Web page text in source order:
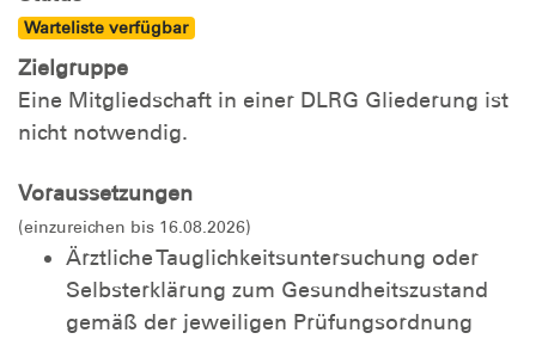
Warteliste verfügbar
Zielgruppe
Eine Mitgliedschaft in einer DLRG Gliederung ist
nicht notwendig.
Voraussetzungen
(einzureichen bis 16.08.2026)
Ärztliche Tauglichkeitsuntersuchung oder
Selbsterklärung zum Gesundheitszustand
gemäß der jeweiligen Prüfungsordnung